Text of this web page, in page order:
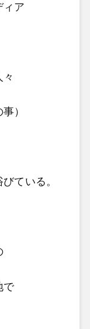
ィア
）
ている。
で